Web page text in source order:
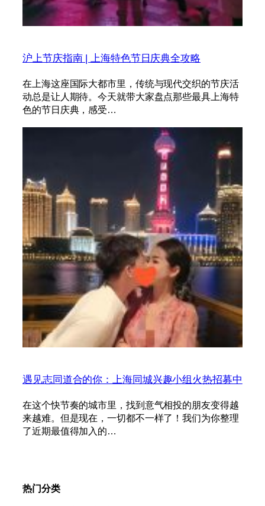
沪上节庆指南 | 上海特色节日庆典全攻略
在上海这座国际大都市里，传统与现代交织的节庆活
动总是让人期待。今天就带大家盘点那些最具上海特
色的节日庆典，感受…
遇见志同道合的你：上海同城兴趣小组火热招募中
在这个快节奏的城市里，找到意气相投的朋友变得越
来越难。但是现在，一切都不一样了！我们为你整理
了近期最值得加入的…
热门分类